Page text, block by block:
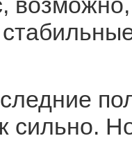
сильно.